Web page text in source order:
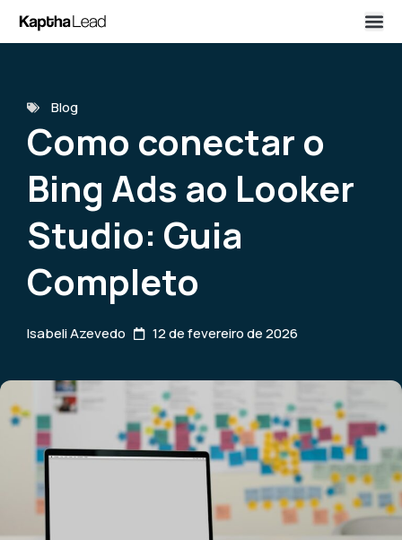
Blog
Como conectar o
Bing Ads ao Looker
Studio: Guia
Completo
Isabeli Azevedo 12 de fevereiro de 2026